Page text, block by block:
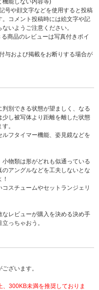
機能しない内容等)
号や顔文字などを使用すると投稿
コメント投稿時には絵文字や記
いようご注意ください。
商品のレビューは写真付きポイ
与および掲載をお断りする場合が
別できる状態が望ましく、なる
し被写体より距離を離した状態
。
フタイマー機能、姿見鏡などを
物類は形がどれも似通っている
アングルなどを工夫しないとな
スチュームやセットランジェリ
レビューが購入を決める決め手
っちゃおう。
ざいます。
300KB未満を推奨しておりま